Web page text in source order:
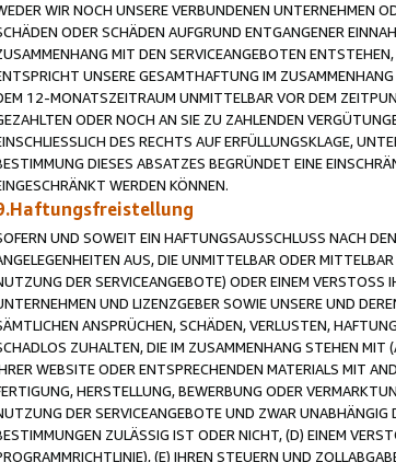
WIR NOCH UNSERE VERBUNDENEN UNTERNEHMEN
ODER SCHÄDEN AUFGRUND ENTGANGENER
MIT DEN SERVICEANGEBOTEN
UNSERE GESAMTHAFTUNG IM
12-MONATSZEITRAUM UNMITTELBAR VOR DEM
ODER NOCH AN SIE ZU ZAHLENDEN
DES RECHTS AUF ERFÜLLUNGSKLAGE,
DIESES ABSATZES BEGRÜNDET EINE
WERDEN KÖNNEN.
UND SOWEIT EIN HAFTUNGSAUSSCHLUSS NACH
AUS, DIE UNMITTELBAR ODER
DER SERVICEANGEBOTE) ODER EINEM VERSTOSS
UND LIZENZGEBER SOWIE UNSERE UND
ANSPRÜCHEN, SCHÄDEN, VERLUSTEN,
ZUHALTEN, DIE IM ZUSAMMENHANG STEHEN MIT
WEBSITE ODER ENTSPRECHENDEN MATERIALS MIT
HERSTELLUNG, BEWERBUNG ODER
DER SERVICEANGEBOTE UND ZWAR
ZULÄSSIG IST ODER NICHT, (D) EINEM
(E) IHREN STEUERN UND